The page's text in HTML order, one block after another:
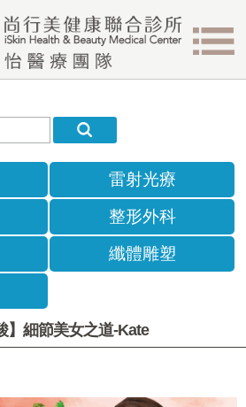
雷射光療
整形外科
纖體雕塑
】細節美女之道-Kate